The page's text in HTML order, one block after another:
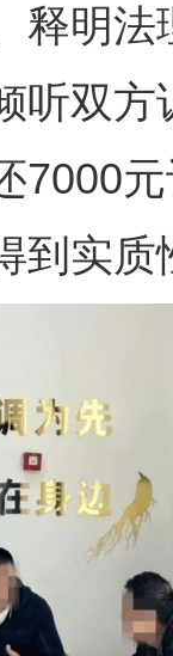
明法
听双
7000
到实质